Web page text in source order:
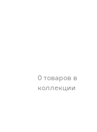
0 товаров в
коллекции